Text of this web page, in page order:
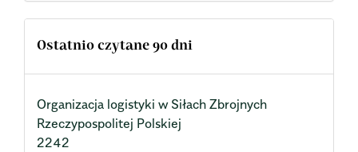
Ostatnio czytane 90 dni
Organizacja logistyki w Siłach Zbrojnych
Rzeczypospolitej Polskiej
2242